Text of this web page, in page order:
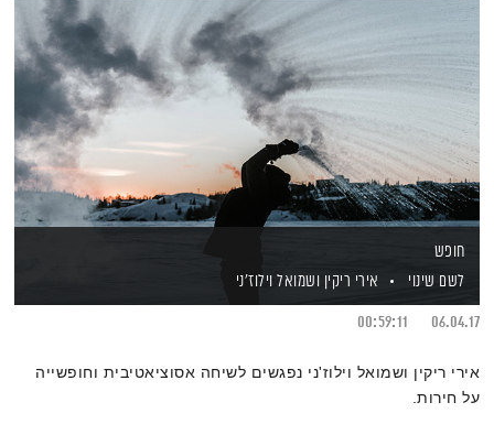
חופש
לשם שינוי
אירי ריקין ושמואל וילוז'ני
06.04.17
00:59:11
אירי ריקין ושמואל וילוז'ני נפגשים לשיחה אסוציאטיבית וחופשייה
על חירות.